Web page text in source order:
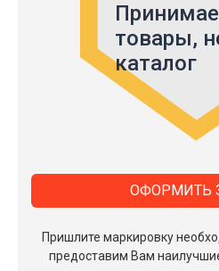
товары,
каталог
Пришлите маркировку
предоставим Вам
ОФОРМИТЬ